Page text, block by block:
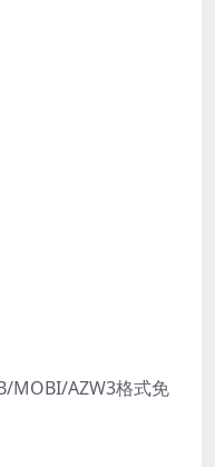
MOBI/AZW3格式免